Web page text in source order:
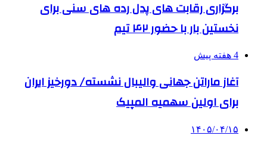
برگزاری رقابت های پدل رده های سنی برای
نخستین بار با حضور ۴۲ تیم
4 هفته پیش
آغاز ماراتن جهانی والیبال نشسته/ دورخیز ایران
برای اولین سهمیه المپیک
۱۴۰۵/۰۴/۱۵